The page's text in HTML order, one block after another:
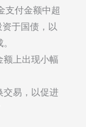
支付金额中超
于国债，以
额上出现小幅
交易，以促进